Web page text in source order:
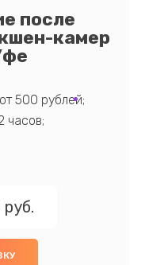
после
камер
500 рублей;
часов;